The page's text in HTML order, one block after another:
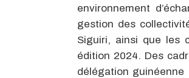
environnement
gestion des
Siguiri, ainsi que les
édition 2024. Des
délégation